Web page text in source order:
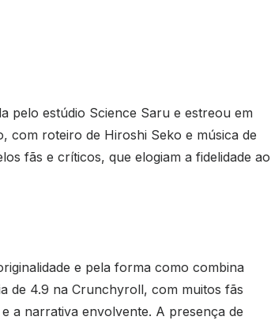
pelo estúdio Science Saru e estreou em
com roteiro de Hiroshi Seko e música de
fãs e críticos, que elogiam a fidelidade ao
e pela forma como combina
de 4.9 na Crunchyroll, com muitos fãs
a narrativa envolvente. A presença de